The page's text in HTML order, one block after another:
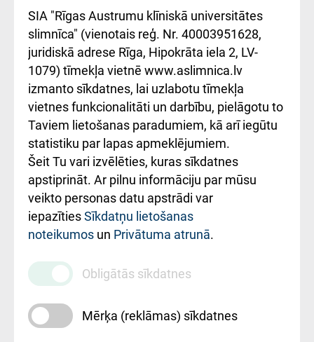
atsauksmju/sūdzību
iesniegšanas
kārtība
Kā pie mums nokļūt
Rēķinu apmaksas
ceļvedis
Rekvizīti un
ārstniecības
iestādes kods
010000234
Maksas
pakalpojumu
cenrādis
Підтримка Східної
лікарні та співпраця з
Україною
SIA "Rīgas Austrumu klīniskā universitātes
slimnīca" (vienotais reģ. Nr. 40003951628,
juridiskā adrese Rīga, Hipokrāta iela 2, LV-
1079) tīmekļa vietnē www.aslimnica.lv
izmanto sīkdatnes, lai uzlabotu tīmekļa
vietnes funkcionalitāti un darbību, pielāgotu to
Taviem lietošanas paradumiem, kā arī iegūtu
statistiku par lapas apmeklējumiem.
Šeit Tu vari izvēlēties, kuras sīkdatnes
apstiprināt. Ar pilnu informāciju par mūsu
veikto personas datu apstrādi var
iepazītiesSīkdatņu lietošanas
noteikumos un Privātuma atrunā.
Obligātās sīkdatnes
Mērķa (reklāmas) sīkdatnes